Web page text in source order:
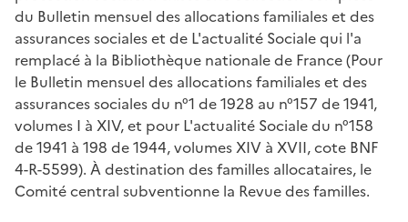
du Bulletin mensuel des allocations familiales et des
assurances socialeset de L'actualité Socialequi l'a
remplacé à la Bibliothèque nationale de France (Pour
le Bulletin mensuel des allocations familiales et des
assurances socialesdu n°1 de 1928 au n°157 de 1941,
volumes I à XIV, et pour L'actualité Socialedu n°158
de 1941 à 198 de 1944, volumes XIV à XVII, cote BNF
4-R-5599). À destination des familles allocataires, le
Comité central subventionne la Revue des familles.